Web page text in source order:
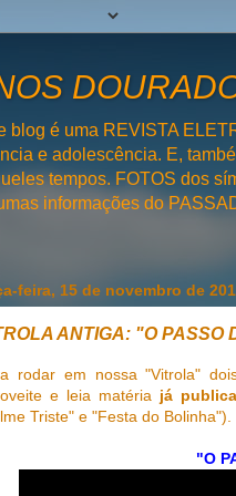
blog é uma REVISTA
e adolescência. E,
tempos. FOTOS dos
informações do
feira, 15 de novembro de
ANTIGA: "O PASSO
rodar em nossa "Vitrola"
e leia matéria já
Triste" e "Festa do Bolinha").
"O